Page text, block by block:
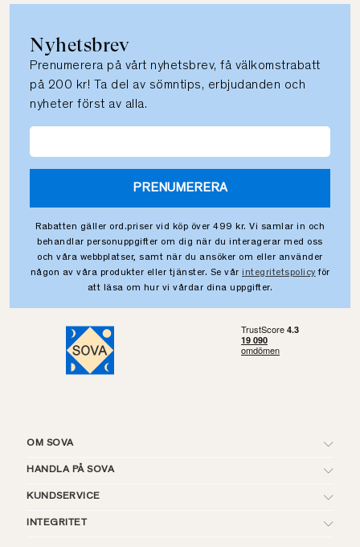
Nyhetsbrev
Prenumerera på vårt nyhetsbrev, få välkomstrabatt
på 200 kr! Ta del av sömntips, erbjudanden och
nyheter först av alla.
PRENUMERERA
Rabatten gäller ord.priser vid köp över 499 kr. Vi samlar in och
behandlar personuppgifter om dig när du interagerar med oss
och våra webbplatser, samt när du ansöker om eller använder
någon av våra produkter eller tjänster. Se vår integritetspolicy för
att läsa om hur vi vårdar dina uppgifter.
OM SOVA
HANDLA PÅ SOVA
KUNDSERVICE
INTEGRITET